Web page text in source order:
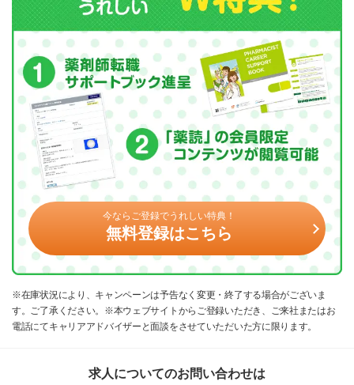
今ならご登録でうれしい特典！
無料登録はこちら
※在庫状況により、キャンペーンは予告なく変更・終了する場合がございま
す。ご了承ください。※本ウェブサイトからご登録いただき、ご来社またはお
電話にてキャリアアドバイザーと面談をさせていただいた方に限ります。
求人についてのお問い合わせは